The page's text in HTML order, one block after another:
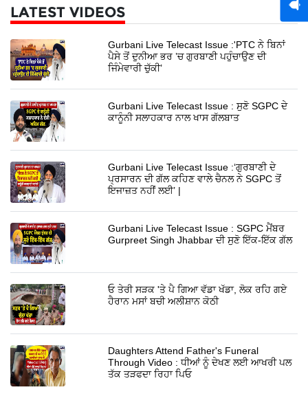
LATEST VIDEOS
Gurbani Live Telecast Issue :'PTC ਨੇ ਬਿਨਾਂ
ਪੈਸੇ ਤੋਂ ਦੁਨੀਆ ਭਰ ’ਚ ਗੁਰਬਾਣੀ ਪਹੁੰਚਾਉਣ ਦੀ
ਜਿੰਮੇਵਾਰੀ ਚੁੱਕੀ’
Gurbani Live Telecast Issue : ਸੁਣੋ SGPC ਦੇ
ਕਾਨੂੰਨੀ ਸਲਾਹਕਾਰ ਨਾਲ ਖਾਸ ਗੱਲਬਾਤ
Gurbani Live Telecast Issue :‘ਗੁਰਬਾਣੀ ਦੇ
ਪ੍ਰਸਾਰਨ ਦੀ ਗੱਲ ਕਹਿਣ ਵਾਲੇ ਚੈਨਲ ਨੇ SGPC ਤੋਂ
ਇਜਾਜ਼ਤ ਨਹੀਂ ਲਈ’ |
Gurbani Live Telecast Issue : SGPC ਮੈਂਬਰ
Gurpreet Singh Jhabbar ਦੀ ਸੁਣੋ ਇੱਕ-ਇੱਕ ਗੱਲ
ਓ ਤੇਰੀ ਸੜਕ 'ਤੇ ਪੈ ਗਿਆ ਵੱਡਾ ਖੱਡਾ, ਲੋਕ ਰਹਿ ਗਏ
ਹੈਰਾਨ ਮਸਾਂ ਬਚੀ ਅਲੀਸ਼ਾਨ ਕੋਠੀ
Daughters Attend Father's Funeral
Through Video : ਧੀਆਂ ਨੂੰ ਦੇਖਣ ਲਈ ਆਖਰੀ ਪਲ
ਤੱਕ ਤੜਫਦਾ ਰਿਹਾ ਪਿਓ